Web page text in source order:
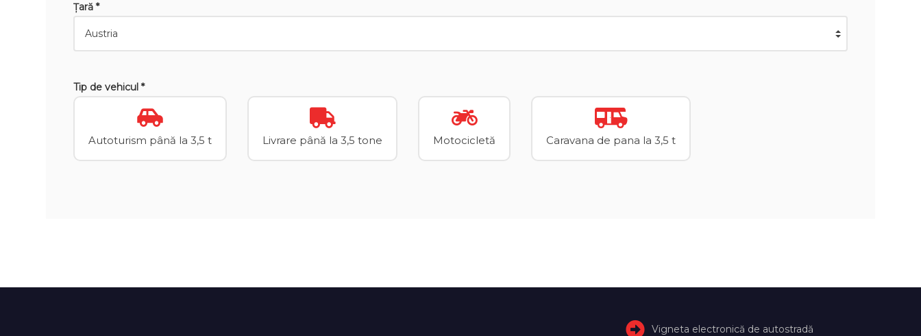
Țară *
Tip de vehicul *
Autoturism până la 3,5 t Livrare până la 3,5 tone Motocicletă Caravana de pana la 3,5 t
Vigneta electronică de autostradă